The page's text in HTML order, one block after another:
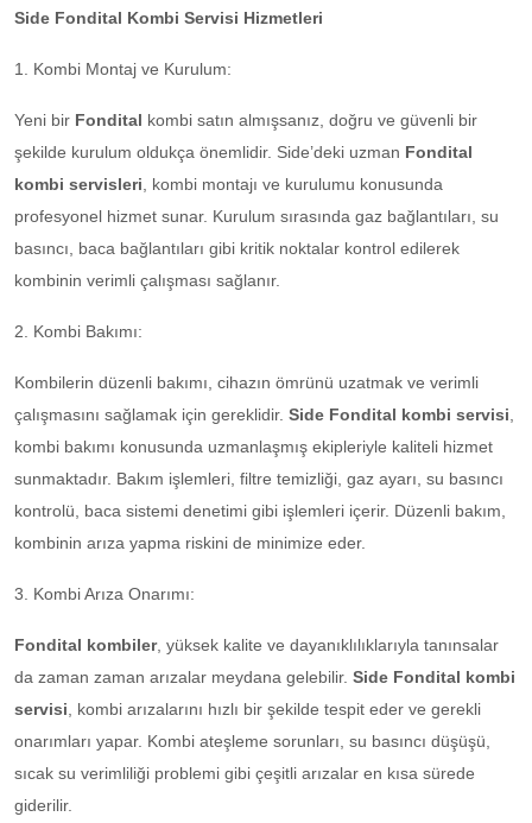
Side Fondital Kombi Servisi Hizmetleri
1. Kombi Montaj ve Kurulum:
Yeni bir Fondital kombi satın almışsanız, doğru ve güvenli bir
şekilde kurulum oldukça önemlidir. Side’deki uzman Fondital
kombi servisleri, kombi montajı ve kurulumu konusunda
profesyonel hizmet sunar. Kurulum sırasında gaz bağlantıları, su
basıncı, baca bağlantıları gibi kritik noktalar kontrol edilerek
kombinin verimli çalışması sağlanır.
2. Kombi Bakımı:
Kombilerin düzenli bakımı, cihazın ömrünü uzatmak ve verimli
çalışmasını sağlamak için gereklidir. Side Fondital kombi servisi,
kombi bakımı konusunda uzmanlaşmış ekipleriyle kaliteli hizmet
sunmaktadır. Bakım işlemleri, filtre temizliği, gaz ayarı, su basıncı
kontrolü, baca sistemi denetimi gibi işlemleri içerir. Düzenli bakım,
kombinin arıza yapma riskini de minimize eder.
3. Kombi Arıza Onarımı:
Fondital kombiler, yüksek kalite ve dayanıklılıklarıyla tanınsalar
da zaman zaman arızalar meydana gelebilir. Side Fondital kombi
servisi, kombi arızalarını hızlı bir şekilde tespit eder ve gerekli
onarımları yapar. Kombi ateşleme sorunları, su basıncı düşüşü,
sıcak su verimliliği problemi gibi çeşitli arızalar en kısa sürede
giderilir.